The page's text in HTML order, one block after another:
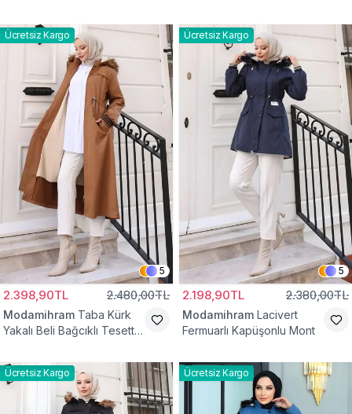
Ücretsiz Kargo
5
2.398,90TL 2.480,00TL
Modamihram Taba Kürk
Yakalı Beli Bağcıklı Tesettür
Ücretsiz Kargo
5
2.198,90TL 2.380,00TL
Modamihram Lacivert
Fermuarlı Kapüşonlu Mont
Ücretsiz Kargo Ücretsiz Kargo